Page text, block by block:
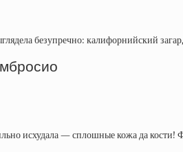
безупречно: калифорнийский
исхудала — сплошные кожа да кости!